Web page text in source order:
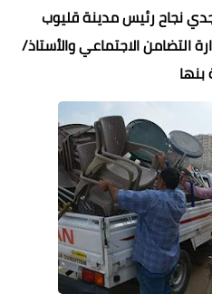
نجاح رئيس مدينة قليوب
التضامن الاجتماعي والأستاذ/